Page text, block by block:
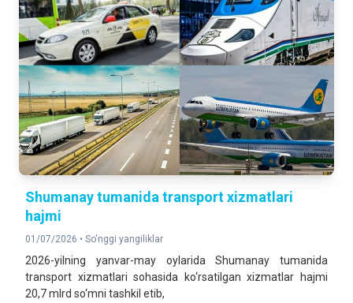
Shumanay tumanida transport xizmatlari
hajmi
01/07/2026 • So'nggi yangiliklar
2026-yilning yanvar-may oylarida Shumanay tumanida
transport xizmatlari sohasida ko‘rsatilgan xizmatlar hajmi
20,7 mlrd so‘mni tashkil etib,